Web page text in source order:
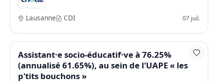
Lausanne CDI 07 juil.
Assistant·e socio-éducatif·ve à 76.25%
(annualisé 61.65%), au sein de l'UAPE « les
p'tits bouchons »